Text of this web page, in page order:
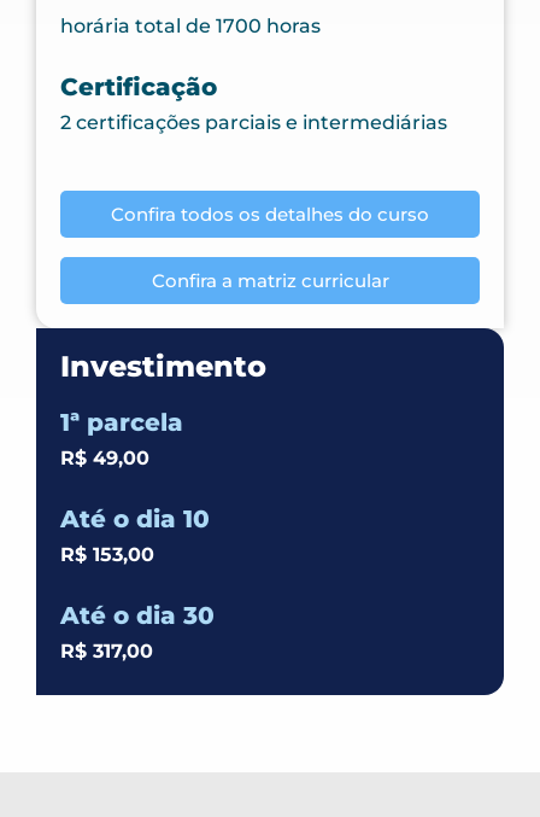
horária total de 1700 horas
Certificação
2 certificações parciais e intermediárias
Confira todos os detalhes do curso
Confira a matriz curricular
Investimento
1ª parcela
R$ 49,00
Até o dia 10
R$ 153,00
Até o dia 30
R$ 317,00